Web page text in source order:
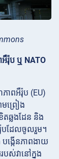
រ៉ុប ឬ NATO
ពអឺរ៉ុប (EU)
មព្រៀង
តឆ្លងដែន និង
រ៉ុបដែលចូលរួម។
ង្កើនភាពងាយ
ស់វានៅក្នុង